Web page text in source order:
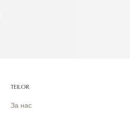
TEILOR
За нас